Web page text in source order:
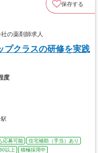
保存する
の薬剤師求人
プクラスの研修を実践
度
応募可能
住宅補助（手当）あり
以上
積極採用中